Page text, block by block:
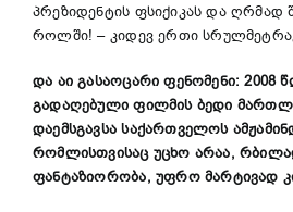
პრეზიდენტის ფსიქიკას და ღრმად
როლში! – კიდევ ერთი
და აი გასაოცარი ფენომენი: 2008
გადაღებული ფილმის ბედი
დაემსგავსა საქართველოს
რომლისთვისაც უცხო არაა,
ფანტაზიორობა, უფრო მარტივად